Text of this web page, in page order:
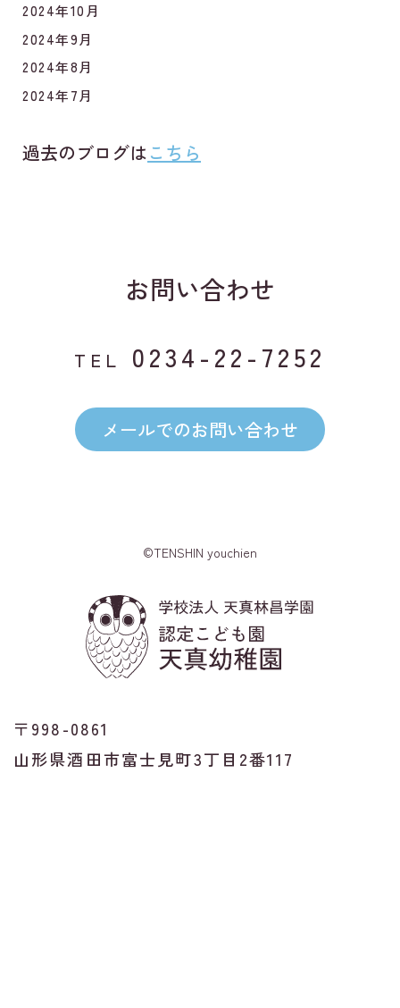
2024年10月
2024年9月
2024年8月
2024年7月
過去のブログはこちら
お問い合わせ
TEL 0234-22-7252
メールでのお問い合わせ
©TENSHIN youchien
〒998-0861
山形県酒田市富士見町3丁目2番117